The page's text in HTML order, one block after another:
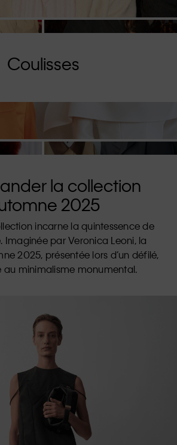
Coulisses
la collection
2025
incarne la quintessence de
Imaginée par Veronica Leoni, la
2025, présentée lors d’un défilé,
au minimalisme monumental.